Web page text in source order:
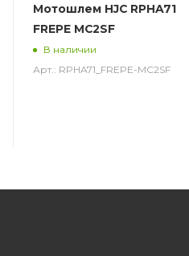
Мотошлем HJC RPHA71
FREPE MC2SF
В наличии
Арт.: RPHA71_FREPE-MC2SF